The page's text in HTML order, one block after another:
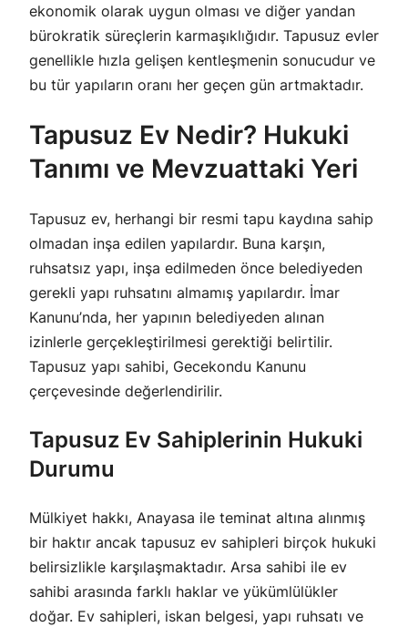
ekonomik olarak uygun olması ve diğer yandan
bürokratik süreçlerin karmaşıklığıdır. Tapusuz evler
genellikle hızla gelişen kentleşmenin sonucudur ve
bu tür yapıların oranı her geçen gün artmaktadır.
Tapusuz Ev Nedir? Hukuki
Tanımı ve Mevzuattaki Yeri
Tapusuz ev, herhangi bir resmi tapu kaydına sahip
olmadan inşa edilen yapılardır. Buna karşın,
ruhsatsız yapı, inşa edilmeden önce belediyeden
gerekli yapı ruhsatını almamış yapılardır. İmar
Kanunu’nda, her yapının belediyeden alınan
izinlerle gerçekleştirilmesi gerektiği belirtilir.
Tapusuz yapı sahibi, Gecekondu Kanunu
çerçevesinde değerlendirilir.
Tapusuz Ev Sahiplerinin Hukuki
Durumu
Mülkiyet hakkı, Anayasa ile teminat altına alınmış
bir haktır ancak tapusuz ev sahipleri birçok hukuki
belirsizlikle karşılaşmaktadır. Arsa sahibi ile ev
sahibi arasında farklı haklar ve yükümlülükler
doğar. Ev sahipleri, iskan belgesi, yapı ruhsatı ve